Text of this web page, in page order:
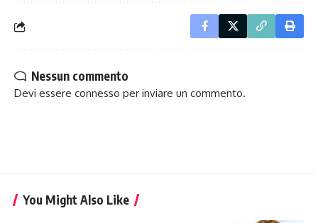
Nessun commento
Devi essere connesso per inviare un commento.
You Might Also Like